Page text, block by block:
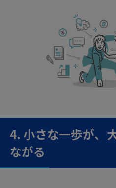
4. 小さな一歩が、
ながる